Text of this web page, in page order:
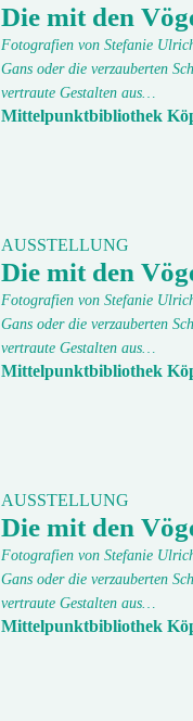
Die mit den
Fotografien von Stefanie
Gans oder die verzauberten
vertraute Gestalten aus…
Mittelpunktbibliothek
AUSSTELLUNG
Die mit den
Fotografien von Stefanie
Gans oder die verzauberten
vertraute Gestalten aus…
Mittelpunktbibliothek
AUSSTELLUNG
Die mit den
Fotografien von Stefanie
Gans oder die verzauberten
vertraute Gestalten aus…
Mittelpunktbibliothek